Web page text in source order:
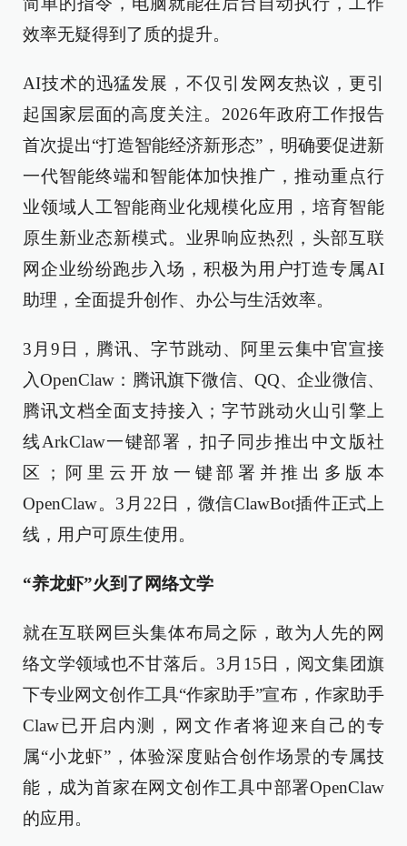
效率无疑得到了质的提升。
AI技术的迅猛发展，不仅引发网友热议，更引
起国家层面的高度关注。2026年政府工作报告
首次提出“打造智能经济新形态”，明确要促进新
一代智能终端和智能体加快推广，推动重点行
业领域人工智能商业化规模化应用，培育智能
原生新业态新模式。业界响应热烈，头部互联
网企业纷纷跑步入场，积极为用户打造专属AI
助理，全面提升创作、办公与生活效率。
3月9日，腾讯、字节跳动、阿里云集中官宣接
入OpenClaw：腾讯旗下微信、QQ、企业微信、
腾讯文档全面支持接入；字节跳动火山引擎上
线ArkClaw一键部署，扣子同步推出中文版社
区；阿里云开放一键部署并推出多版本
OpenClaw。3月22日，微信ClawBot插件正式上
线，用户可原生使用。
“养龙虾”火到了网络文学
就在互联网巨头集体布局之际，敢为人先的网
络文学领域也不甘落后。3月15日，阅文集团旗
下专业网文创作工具“作家助手”宣布，作家助手
Claw已开启内测，网文作者将迎来自己的专
属“小龙虾”，体验深度贴合创作场景的专属技
能，成为首家在网文创作工具中部署OpenClaw
的应用。